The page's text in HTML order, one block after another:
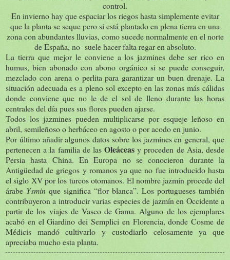
control.
En invierno hay que espaciar los riegos hasta simplemente evitar
que la planta se seque pero si está plantado en plena tierra en una
zona con abundantes lluvias, como sucede normalmente en el norte
de España, no suele hacer falta regar en absoluto.
La tierra que mejor le conviene a los jazmines debe ser rico en
humus, bien abonado con abono orgánico si se puede conseguir,
mezclado con arena o perlita para garantizar un buen drenaje. La
situación adecuada es a pleno sol excepto en las zonas más cálidas
donde conviene que no le de el sol de lleno durante las horas
centrales del día pues sus flores pueden ajarse.
Todos los jazmines pueden multiplicarse por esqueje leñoso en
abril, semileñoso o herbáceo en agosto o por acodo en junio.
Por último añadir algunos datos sobre los jazmines en general, que
pertenecen a la familia de lasOleáceasy proceden de Asia, desde
Persia hasta China. En Europa no se conocieron durante la
Antigüedad de griegos y romanos ya que no fue introducido hasta
el siglo XV por los turcos otomanos. El nombre jazmín procede del
árabe Ysmin que significa “flor blanca”. Los portugueses también
contribuyeron a introducir varias especies de jazmín en Occidente a
partir de los viajes de Vasco de Gama. Alguno de los ejemplares
acabó en el Giardino dei Semplici en Florencia, donde Cosme de
Médicis mandó cultivarlo y custodiarlo celosamente ya que
apreciaba mucho esta planta.